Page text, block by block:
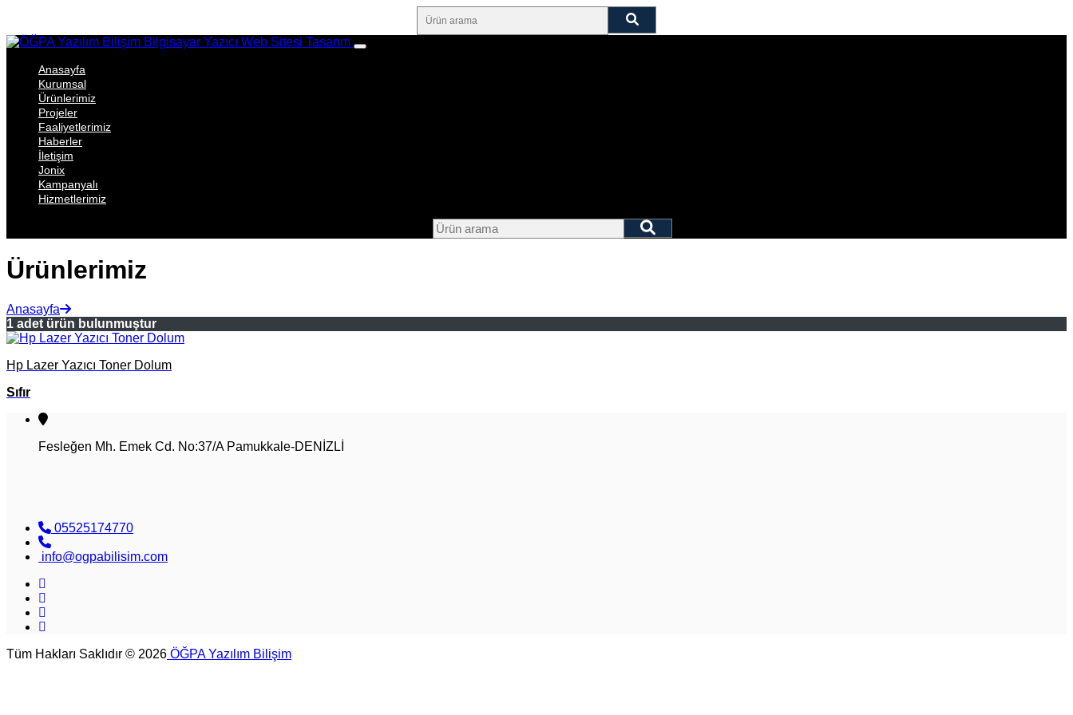
Anasayfa
Kurumsal
Ürünlerimiz
Projeler
Faaliyetlerimiz
Haberler
İletişim
Jonix
Kampanyalı
Hizmetlerimiz
Ürünlerimiz
Anasayfa
1 adet ürün bulunmuştur
Hp Lazer Yazıcı Toner Dolum
Sıfır
Fesleğen Mh. Emek Cd. No:37/A Pamukkale-DENİZLİ
05525174770
info@ogpabilisim.com
Tüm Hakları Saklıdır © 2026 ÖĞPA Yazılım Bilişim